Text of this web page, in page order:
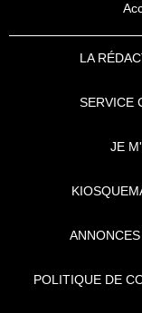
LA
SERVICE
JE
POLITIQUE DE